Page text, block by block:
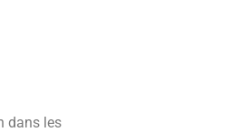
dans les